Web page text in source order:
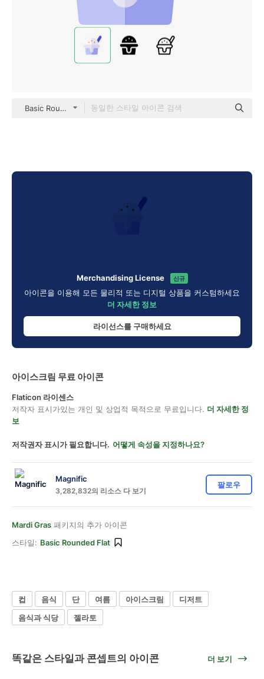
Basic Rounded Flat
Merchandising License 신규
아이콘을 이용해 모든 물리적 또는 디지털 상품을 커스텀하세요
더 자세한 정보
라이선스를 구매하세요
아이스크림 무료 아이콘
Flaticon 라이센스
저작자 표시가있는 개인 및 상업적 목적으로 무료입니다. 더 자세한 정
보
저작권자 표시가 필요합니다. 어떻게 속성을 지정하나요?
Magnific
3,282,832의 리소스 다 보기
팔로우
Mardi Gras 패키지의 추가 아이콘
스타일: Basic Rounded Flat
컵 음식 단 여름 아이스크림
디저트
음식과 식당
젤라토
똑같은 스타일과 콘셉트의 아이콘 더 보기